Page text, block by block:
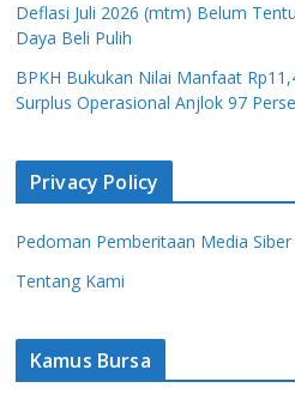
Deflasi Juli 2026 (mtm) Belum
Daya Beli Pulih
BPKH Bukukan Nilai Manfaat
Surplus Operasional Anjlok 97
Privacy Policy
Pedoman Pemberitaan Media Siber
Tentang Kami
Kamus Bursa
Apa Itu Saham
Ajaib